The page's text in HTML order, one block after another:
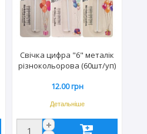
Свічка цифра "6" металік
різнокольорова (60шт/уп)
12.00 грн
Детальніше